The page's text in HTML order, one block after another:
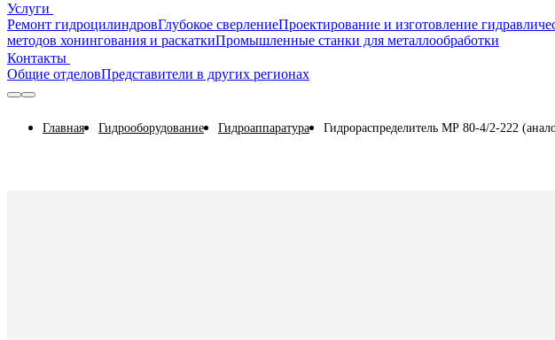
Услуги
Ремонт гидроцилиндровГлубокое сверлениеПроектирование и изготовление
методов хонингования и раскаткиПромышленные станки для металлообработки
Контакты
Общие отделовПредставители в других регионах
Главная Гидрооборудование Гидроаппаратура Гидрораспределитель МР 80-4/2-222